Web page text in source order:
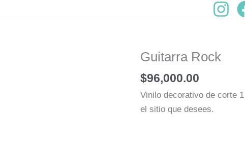
Guitarra Rock
$96,000.00
Vinilo decorativo de corte
el sitio que desees.